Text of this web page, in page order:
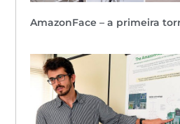
AmazonFace – a primeira